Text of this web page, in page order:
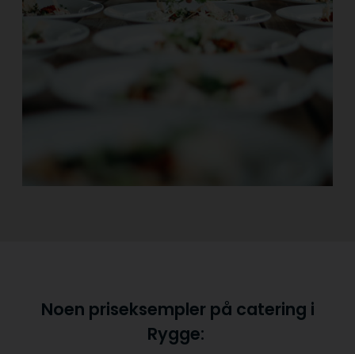
Noen priseksempler på catering i
Rygge: